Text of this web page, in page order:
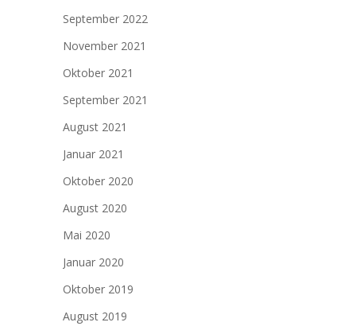
September 2022
November 2021
Oktober 2021
September 2021
August 2021
Januar 2021
Oktober 2020
August 2020
Mai 2020
Januar 2020
Oktober 2019
August 2019